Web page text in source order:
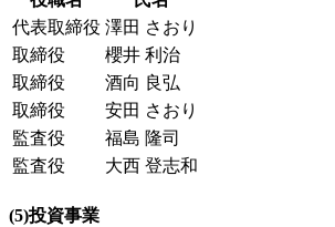
代表取締役 澤田 さおり
取締役
櫻井 利治
取締役
酒向 良弘
取締役
安田 さおり
監査役
福島 隆司
監査役
大西 登志和
(5)投資事業